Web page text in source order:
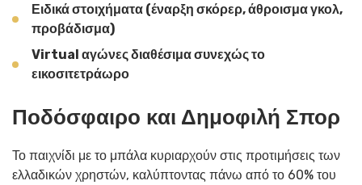
Ειδικά στοιχήματα (έναρξη σκόρερ, άθροισμα γκολ,
προβάδισμα)
Virtual αγώνες διαθέσιμα συνεχώς το
εικοσιτετράωρο
Ποδόσφαιρο και Δημοφιλή Σπορ
Το παιχνίδι με το μπάλα κυριαρχούν στις προτιμήσεις των
ελλαδικών χρηστών, καλύπτοντας πάνω από το 60% του